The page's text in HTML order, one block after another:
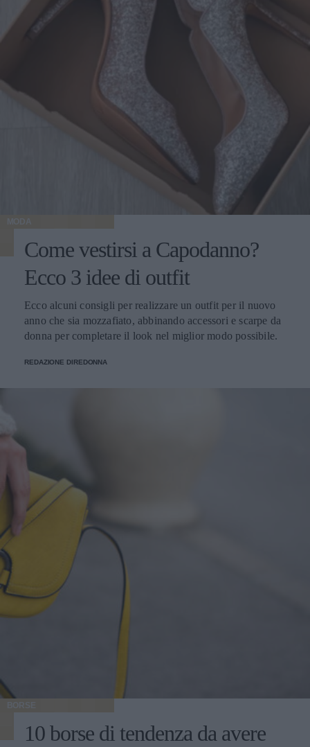
MODA
Come vestirsi a Capodanno?
Ecco 3 idee di outfit
Ecco alcuni consigli per realizzare un outfit per il nuovo
anno che sia mozzafiato, abbinando accessori e scarpe da
donna per completare il look nel miglior modo possibile.
REDAZIONE DIREDONNA
BORSE
10 borse di tendenza da avere